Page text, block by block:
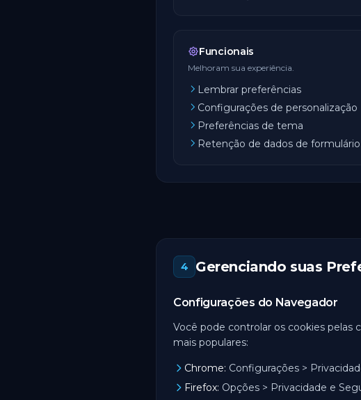
Funcionais
Melhoram sua experiência.
Lembrar preferências
Configurações de personalização
Preferências de tema
Retenção de dados de formulário
4 Gerenciando suas
Configurações do Navegador
Você pode controlar os cookies pelas
mais populares:
Chrome: Configurações >
Firefox: Opções > Privacidade e